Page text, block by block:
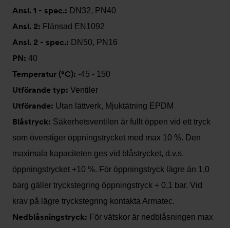
Ansl. 1 - spec.: DN32, PN40
Ansl. 2: Flänsad EN1092
Ansl. 2 - spec.: DN50, PN16
PN: 40
Temperatur (°C): -45 - 150
Utförande typ: Ventiler
Utförande: Utan lättverk, Mjuktätning EPDM
Blåstryck: Säkerhetsventilen är fullt öppen vid ett tryck
som överstiger öppningstrycket med max 10 %. Den
maximala kapaciteten ges vid blåstrycket, d.v.s.
öppningstrycket +10 %. För öppningstryck lägre än 1,0
barg gäller tryckstegring öppningstryck + 0,1 bar. Vid
krav på lägre tryckstegring kontakta Armatec.
Nedblåsningstryck: För vätskor är nedblåsningen max